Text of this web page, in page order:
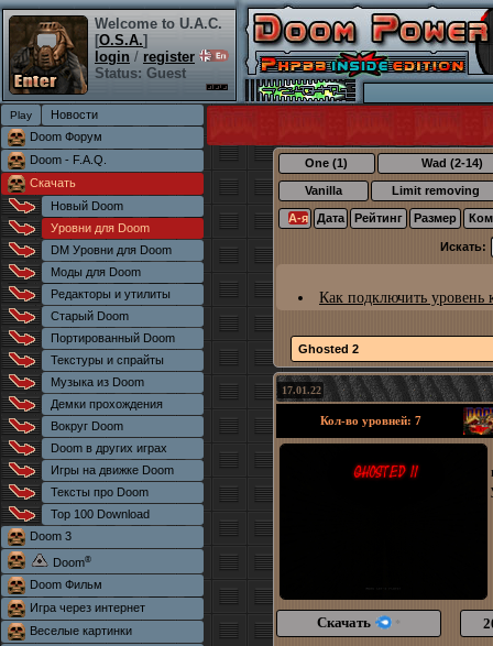
Welcome to U.A.C.
[O.S.A.]
login / register
Status: Guest
Новости
Doom Форум
Doom - F.A.Q.
Скачать
Новый Doom
Уровни для Doom
DM Уровни для Doom
Моды для Doom
Редакторы и утилиты
Старый Doom
Портированный Doom
Текстуры и спрайты
Музыка из Doom
Демки прохождения
Вокруг Doom
Doom в других играх
Игры на движке Doom
Тексты про Doom
Top 100 Download
Doom 3
Doom®
Doom Фильм
Игра через интернет
Веселые картинки
One (1) Wad (2-14)
Vanilla Limit removing
А-я Дата Рейтинг Размер
Искать:
Как подключить уровень
Ghosted 2
17.01.22
Кол-во уровней: 7
Скачать *